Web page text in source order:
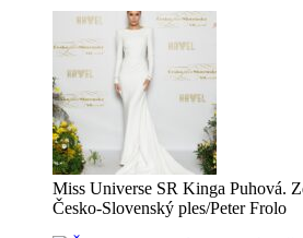
Miss Universe SR Kinga Puhová.
Česko-Slovenský ples/Peter Frolo